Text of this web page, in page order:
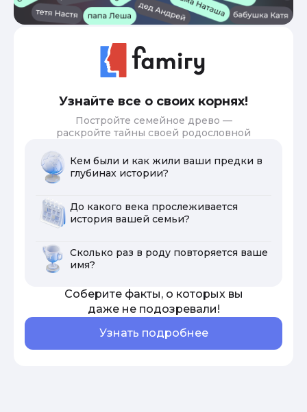
Узнайте все о своих корнях!
Постройте семейное древо —
раскройте тайны своей родословной
Кем были и как жили ваши предки в
глубинах истории?
До какого века прослеживается
история вашей семьи?
Сколько раз в роду повторяется ваше
имя?
Соберите факты, о которых вы
даже не подозревали!
Узнать подробнее